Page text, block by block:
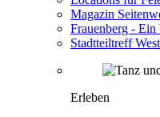
Magazin
Frauenberg - Ein
Stadtteiltreff West
Erleben